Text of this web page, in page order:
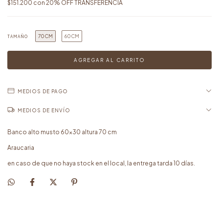
$151.200 con 20% OFF TRANSFERENCIA
TAMAÑO 70CM 60CM
MEDIOS DE PAGO
MEDIOS DE ENVÍO
Banco alto musto 60x30 altura 70 cm
Araucaria
en caso de que no haya stock en el local, la entrega tarda 10 días.